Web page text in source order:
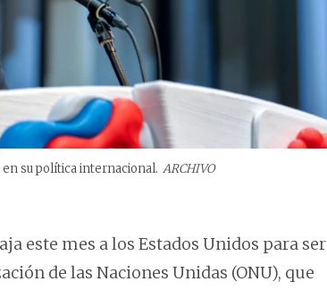
su política internacional. ARCHIVO
este mes a los Estados Unidos para ser
de las Naciones Unidas (ONU), que